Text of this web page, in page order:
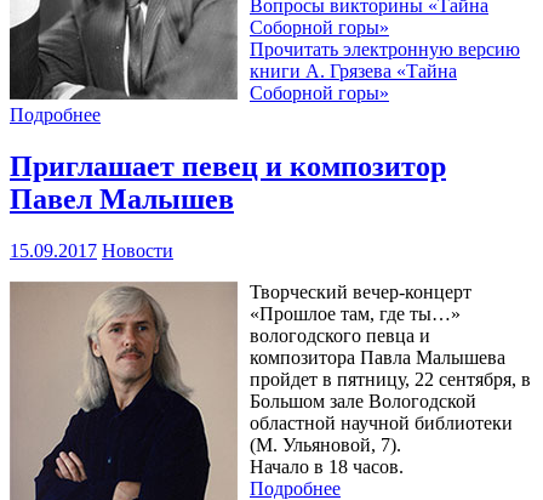
Вопросы викторины «Тайна
Соборной горы»
Прочитать электронную версию
книги А. Грязева «Тайна
Соборной горы»
Подробнее
Приглашает певец и композитор
Павел Малышев
15.09.2017 Новости
Творческий вечер-концерт
«Прошлое там, где ты…»
вологодского певца и
композитора Павла Малышева
пройдет в пятницу, 22 сентября, в
Большом зале Вологодской
областной научной библиотеки
(М. Ульяновой, 7).
Начало в 18 часов.
Подробнее